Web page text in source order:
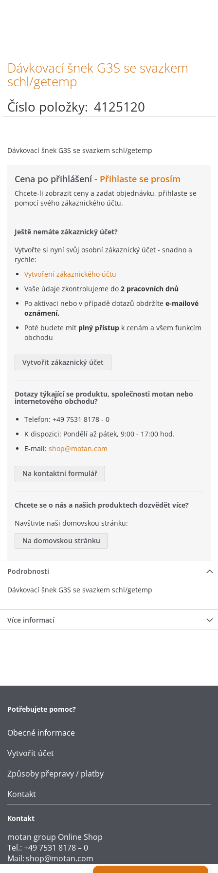
Přeskočit
na
začátek
s
obrázky
Dávkovací šnek G3S se svazkem
schl/getemp
Číslo položky 4125120
Dávkovací šnek G3S se svazkem schl/getemp
Cena po přihlášení - Přihlaste se prosím
Chcete-li zobrazit ceny a zadat objednávku, přihlaste se
pomocí svého zákaznického účtu.
Ještě nemáte zákaznický účet?
Vytvořte si nyní svůj osobní zákaznický účet - snadno a
rychle:
Vytvoření zákaznického účtu
Vaše údaje zkontrolujeme do 2 pracovních dnů
Po aktivaci nebo v případě dotazů obdržíte e-mailové
oznámení.
Poté budete mít plný přístup k cenám a všem funkcím
obchodu
Vytvořit zákaznický účet
Dotazy týkající se produktu, společnosti motan nebo
internetového obchodu?
Telefon: +49 7531 8178 - 0
K dispozici: Pondělí až pátek, 9:00 - 17:00 hod.
E-mail: shop@motan.com
Na kontaktní formulář
Chcete se o nás a našich produktech dozvědět více?
Navštivte naši domovskou stránku:
Na domovskou stránku
Podrobnosti
Dávkovací šnek G3S se svazkem schl/getemp
Více informací
Potřebujete pomoc?
Obecné informace
Vytvořit účet
Způsoby přepravy / platby
Kontakt
Kontakt
motan group Online Shop
Tel.: +49 7531 8178 – 0
Mail: shop@motan.com